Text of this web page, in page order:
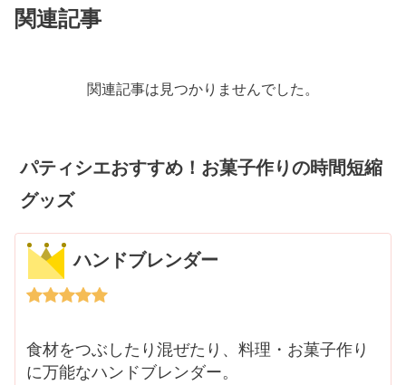
関連記事
関連記事は見つかりませんでした。
パティシエおすすめ！お菓子作りの時間短縮
グッズ
ハンドブレンダー
食材をつぶしたり混ぜたり、料理・お菓子作り
に万能なハンドブレンダー。